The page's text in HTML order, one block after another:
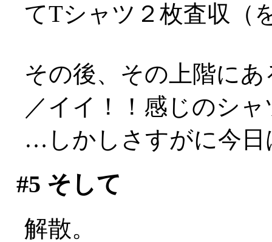
てTシャツ２枚査収（
その後、その上階に
／イイ！！感じのシ
…しかしさすがに今日
#5 そして
解散。